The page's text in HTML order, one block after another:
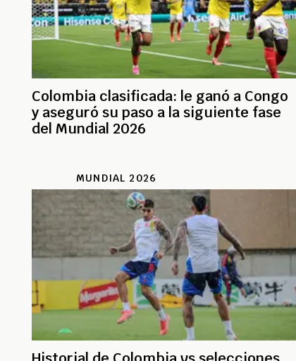
Colombia clasificada: le ganó a Congo
y aseguró su paso a la siguiente fase
del Mundial 2026
MUNDIAL 2026